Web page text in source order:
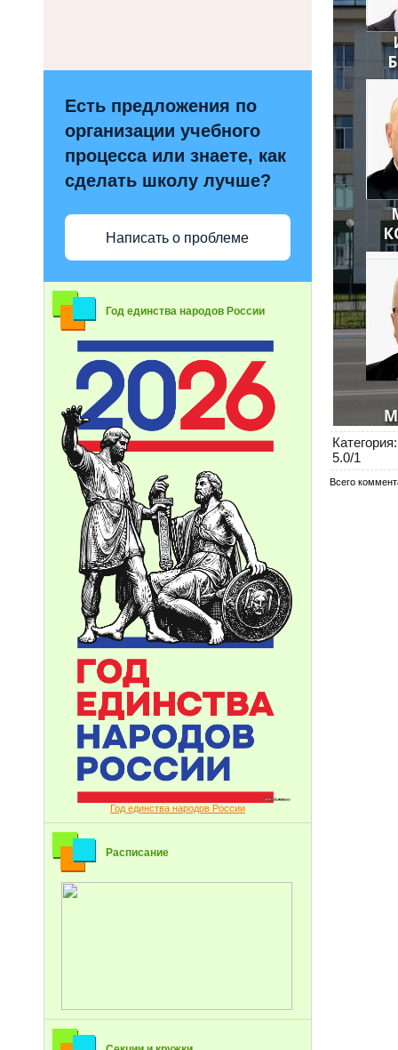
Есть предложения по
организации учебного
процесса или знаете, как
сделать школу лучше?
Написать о проблеме
Год единства народов России
Год единства народов России
Расписание
Категория:
5.0/1
Всего